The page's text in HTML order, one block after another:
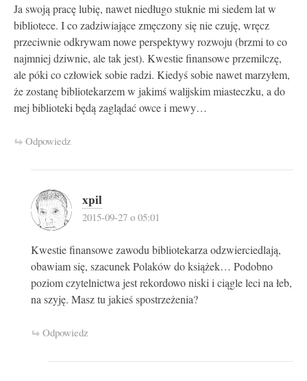
Ja swoją pracę lubię, nawet niedługo stuknie mi siedem lat w
bibliotece. I co zadziwiające zmęczony się nie czuję, wręcz
przeciwnie odkrywam nowe perspektywy rozwoju (brzmi to co
najmniej dziwnie, ale tak jest). Kwestie finansowe przemilczę,
ale póki co człowiek sobie radzi. Kiedyś sobie nawet marzyłem,
że zostanę bibliotekarzem w jakimś walijskim miasteczku, a do
mej biblioteki będą zaglądać owce i mewy…
Odpowiedz
xpil
2015-09-27 o 05:01
Kwestie finansowe zawodu bibliotekarza odzwierciedlają,
obawiam się, szacunek Polaków do książek… Podobno
poziom czytelnictwa jest rekordowo niski i ciągle leci na łeb,
na szyję. Masz tu jakieś spostrzeżenia?
Odpowiedz